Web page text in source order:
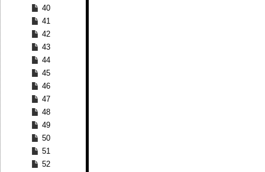
40
41
42
43
44
45
46
47
48
49
50
51
52